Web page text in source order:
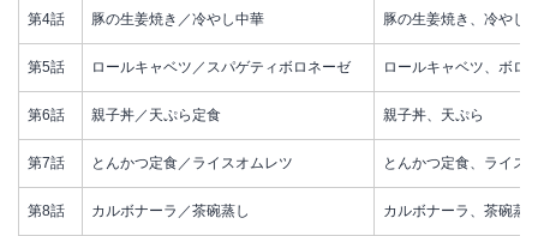
第4話 豚の生姜焼き／冷やし中華 豚の生姜焼き、冷やし
第5話 ロールキャベツ／スパゲティボロネーゼ ロールキャベツ、ボロ
第6話 親子丼／天ぷら定食 親子丼、天ぷら
第7話 とんかつ定食／ライスオムレツ とんかつ定食、ライス
第8話 カルボナーラ／茶碗蒸し カルボナーラ、茶碗蒸